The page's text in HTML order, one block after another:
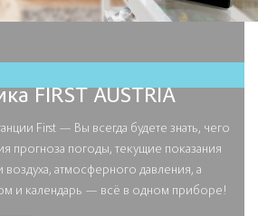
FIRST AUSTRIA
First — Вы всегда будете знать, чего
прогноза погоды, текущие показания
атмосферного давления, а
и календарь — всё в одном приборе!